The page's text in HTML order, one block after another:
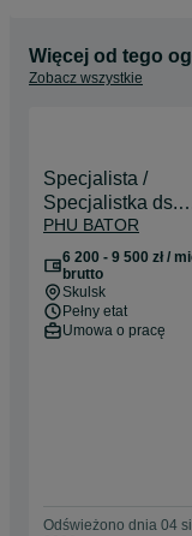
Więcej od tego
Zobacz wszystkie
Specjalista /
Specjalistka ds.
administracyjno-
księgowych
PHU BATOR
6 200 - 9 500 zł /
brutto
Skulsk
Pełny etat
Umowa o pracę
Odświeżono dnia 04